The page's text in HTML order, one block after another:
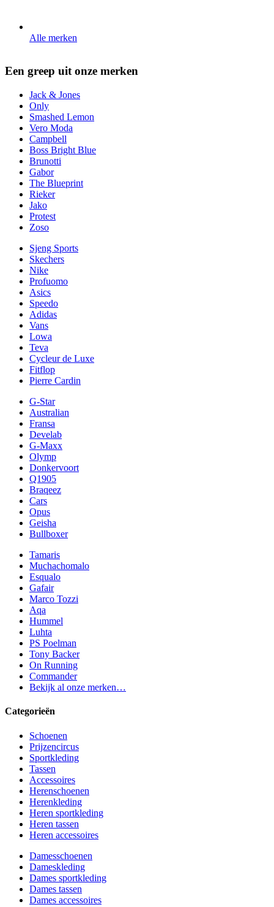
Alle merken
Een greep uit onze merken
Jack & Jones
Only
Smashed Lemon
Vero Moda
Campbell
Boss Bright Blue
Brunotti
Gabor
The Blueprint
Rieker
Jako
Protest
Zoso
Sjeng Sports
Skechers
Nike
Profuomo
Asics
Speedo
Adidas
Vans
Lowa
Teva
Cycleur de Luxe
Fitflop
Pierre Cardin
G-Star
Australian
Fransa
Develab
G-Maxx
Olymp
Donkervoort
Q1905
Braqeez
Cars
Opus
Geisha
Bullboxer
Tamaris
Muchachomalo
Esqualo
Gafair
Marco Tozzi
Aqa
Hummel
Luhta
PS Poelman
Tony Backer
On Running
Commander
Bekijk al onze merken…
Categorieën
Schoenen
Prijzencircus
Sportkleding
Tassen
Accessoires
Herenschoenen
Herenkleding
Heren sportkleding
Heren tassen
Heren accessoires
Damesschoenen
Dameskleding
Dames sportkleding
Dames tassen
Dames accessoires